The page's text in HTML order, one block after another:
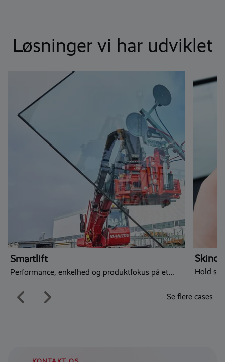
Løsninger vi har udviklet
Smartlift
Performance, enkelhed og produktfokus på et
Hold
Se flere cases